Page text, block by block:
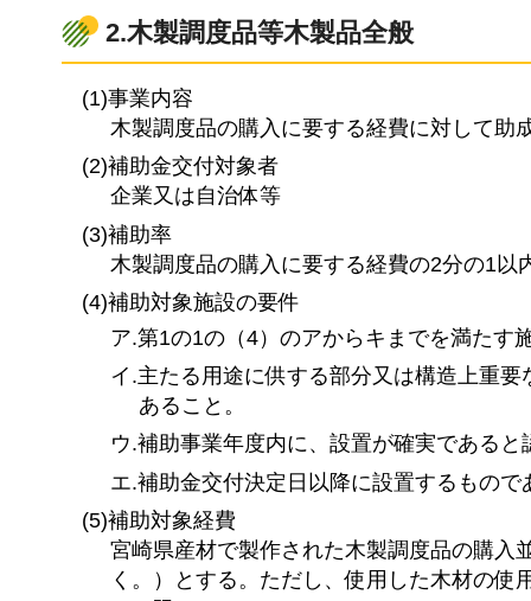
2.木製調度品等木製品全般
(1)事業内容
木製調度品の購入に要する経費に対して助
(2)補助金交付対象者
企業又は自治体等
(3)補助率
木製調度品の購入に要する経費の2分の1以
(4)補助対象施設の要件
ア.第1の1の（4）のアからキまでを満たす
イ.主たる用途に供する部分又は構造上重
あること。
ウ.補助事業年度内に、設置が確実であると
エ.補助金交付決定日以降に設置するもので
(5)補助対象経費
宮崎県産材で製作された木製調度品の購入
く。）とする。ただし、使用した木材の